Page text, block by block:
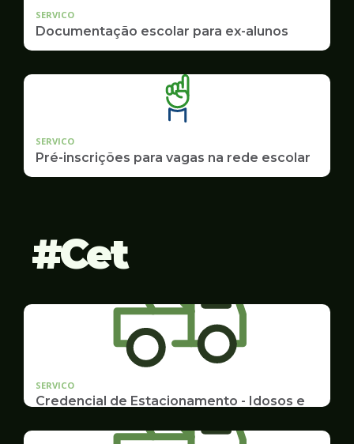
SERVICO
Documentação escolar para ex-alunos
SERVICO
Pré-inscrições para vagas na rede escolar
Cet
SERVICO
Credencial de Estacionamento - Idosos e
Cadastramento e Renovação